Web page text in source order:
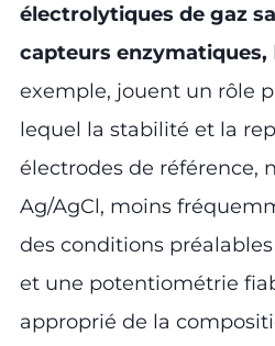
électrolytiques de gaz
capteurs enzymatiques,
exemple, jouent un rôle
lequel la stabilité et la
électrodes de référence,
Ag/AgCl, moins
des conditions
et une potentiométrie
approprié de la